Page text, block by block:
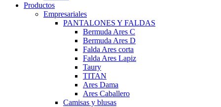
Productos
Empresariales
PANTALONES Y FALDAS
Bermuda Ares C
Bermuda Ares D
Falda Ares corta
Falda Ares Lapiz
Taury
TITAN
Ares Dama
Ares Caballero
Camisas y blusas